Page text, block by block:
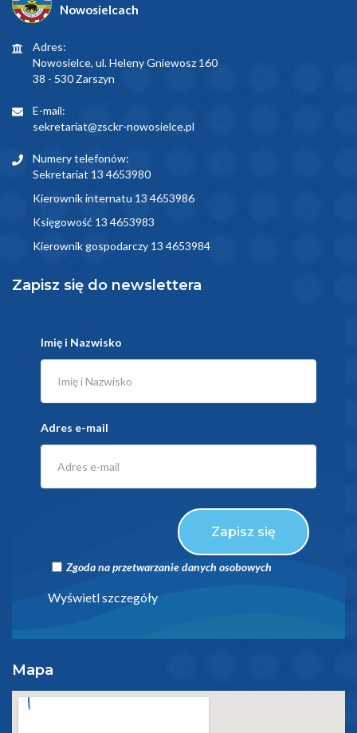
Nowosielcach
Adres:
Nowosielce, ul. Heleny Gniewosz 160
38 - 530 Zarszyn
E-mail:
sekretariat@zsckr-nowosielce.pl
Numery telefonów:
Sekretariat 13 4653980
Kierownik internatu 13 4653986
Księgowość 13 4653983
Kierownik gospodarczy 13 4653984
Zapisz się do newslettera
Imię i Nazwisko
Adres e-mail
Zapisz się
Zgoda na przetwarzanie danych osobowych
Wyświetl szczegóły
Mapa